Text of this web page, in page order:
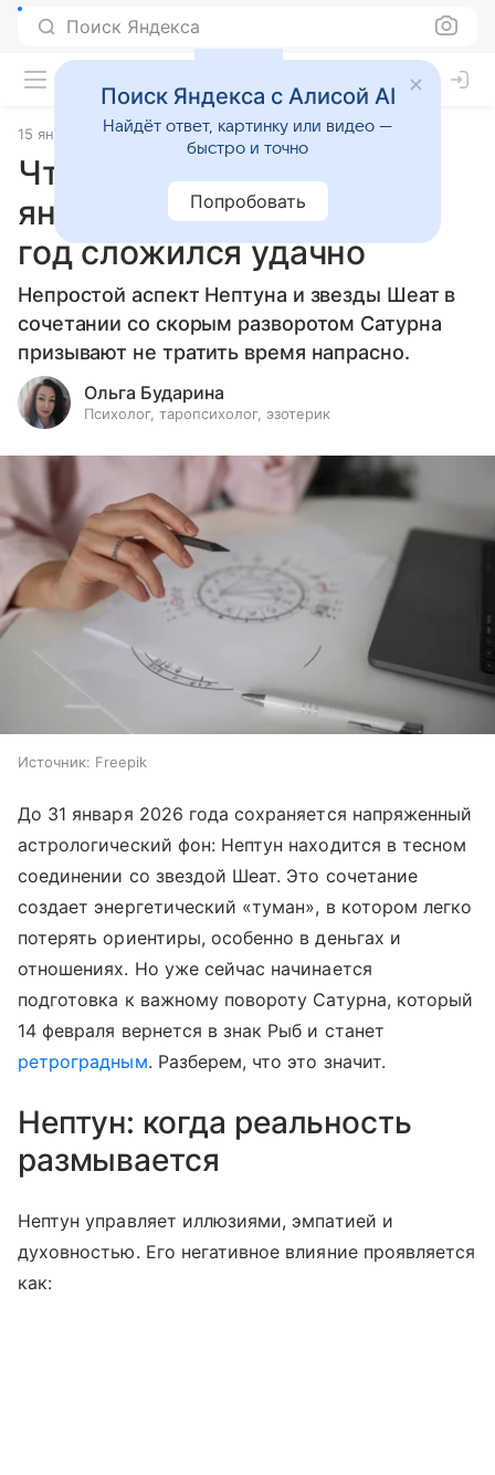
Поиск Яндекса
15 января 2026 Источник: Гороскопы Mail Статьи
Что нужно сделать до 31
января 2026 года, чтобы
год сложился удачно
Непростой аспект Нептуна и звезды Шеат в
сочетании со скорым разворотом Сатурна
призывают не тратить время напрасно.
Ольга Бударина
Психолог, таропсихолог, эзотерик
Источник: Freepik
До 31 января 2026 года сохраняется напряженный
астрологический фон: Нептун находится в тесном
соединении со звездой Шеат. Это сочетание
создает энергетический «туман», в котором легко
потерять ориентиры, особенно в деньгах и
отношениях. Но уже сейчас начинается
подготовка к важному повороту Сатурна, который
14 февраля вернется в знак Рыб и станет
ретроградным. Разберем, что это значит.
Нептун: когда реальность
размывается
Нептун управляет иллюзиями, эмпатией и
духовностью. Его негативное влияние проявляется
как:
Поиск Яндекса с Алисой AI
Найдёт ответ, картинку или видео —
быстро и точно
Попробовать